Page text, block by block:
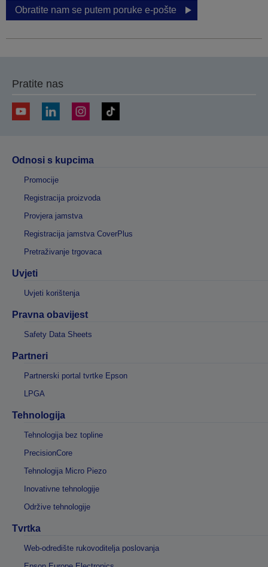
Obratite nam se putem poruke e-pošte
Pratite nas
Odnosi s kupcima
Promocije
Registracija proizvoda
Provjera jamstva
Registracija jamstva CoverPlus
Pretraživanje trgovaca
Uvjeti
Uvjeti korištenja
Pravna obavijest
Safety Data Sheets
Partneri
Partnerski portal tvrtke Epson
LPGA
Tehnologija
Tehnologija bez topline
PrecisionCore
Tehnologija Micro Piezo
Inovativne tehnologije
Održive tehnologije
Tvrtka
Web-odredište rukovoditelja poslovanja